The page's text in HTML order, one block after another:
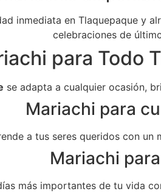
inmediata en Tlaquepaque y
celebraciones de
para Todo
se adapta a cualquier ocasión,
Mariachi para
a tus seres queridos con
Mariachi
más importantes de tu vida